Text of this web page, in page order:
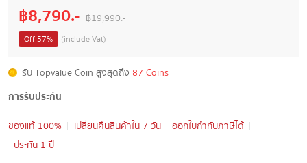
฿8,790.- ฿19,990.-
Off57% (include Vat)
รับ Topvalue Coin สูงสุดถึง 87 Coins
การรับประกัน
ของแท้ 100%
เปลี่ยนคืนสินค้าใน 7 วัน
ออกใบกำกับภาษีได้
ประกัน 1 ปี